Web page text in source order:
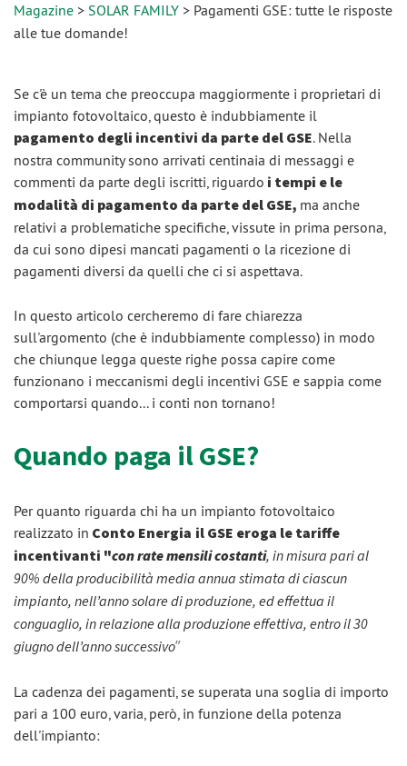
Magazine > SOLAR FAMILY > Pagamenti GSE: tutte le risposte
alle tue domande!
Se c'è un tema che preoccupa maggiormente i proprietari di
impianto fotovoltaico, questo è indubbiamente il
pagamento degli incentivi da parte del GSE. Nella
nostra community sono arrivati centinaia di messaggi e
commenti da parte degli iscritti, riguardo i tempi e le
modalità di pagamento da parte del GSE, ma anche
relativi a problematiche specifiche, vissute in prima persona,
da cui sono dipesi mancati pagamenti o la ricezione di
pagamenti diversi da quelli che ci si aspettava.
In questo articolo cercheremo di fare chiarezza
sull'argomento (che è indubbiamente complesso) in modo
che chiunque legga queste righe possa capire come
funzionano i meccanismi degli incentivi GSE e sappia come
comportarsi quando... i conti non tornano!
Quando paga il GSE?
Per quanto riguarda chi ha un impianto fotovoltaico
realizzato in Conto Energia il GSE eroga le tariffe
incentivanti "con rate mensili costanti, in misura pari al
90% della producibilità media annua stimata di ciascun
impianto, nell’anno solare di produzione, ed effettua il
conguaglio, in relazione alla produzione effettiva, entro il 30
giugno dell’anno successivo”
La cadenza dei pagamenti, se superata una soglia di importo
pari a 100 euro, varia, però, in funzione della potenza
dell'impianto: